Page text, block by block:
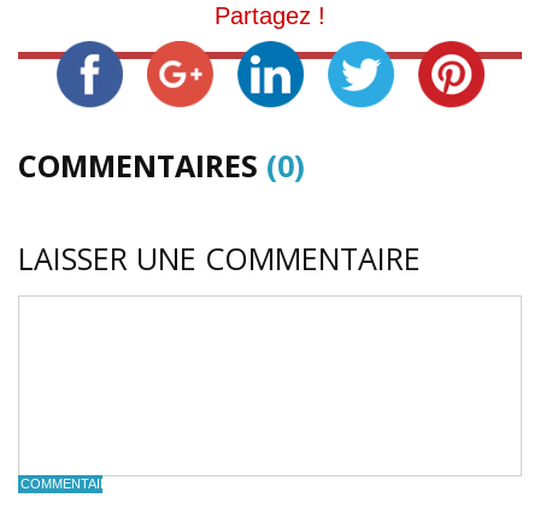
Partagez !
COMMENTAIRES (0)
LAISSER UNE COMMENTAIRE
COMMENTAIRE